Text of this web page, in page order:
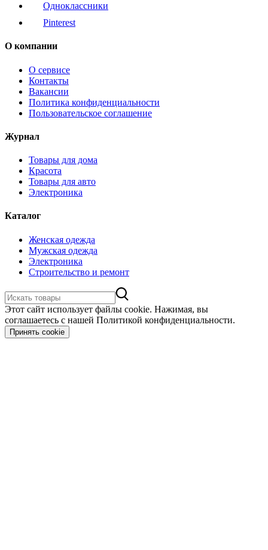
Одноклассники
Pinterest
О компании
О сервисе
Контакты
Вакансии
Политика конфиденциальности
Пользовательское соглашение
Журнал
Товары для дома
Красота
Товары для авто
Электроника
Каталог
Женская одежда
Мужская одежда
Электроника
Строительство и ремонт
Этот сайт использует файлы cookie. Нажимая, вы
соглашаетесь с нашей Политикой конфиденциальности.
Принять cookie